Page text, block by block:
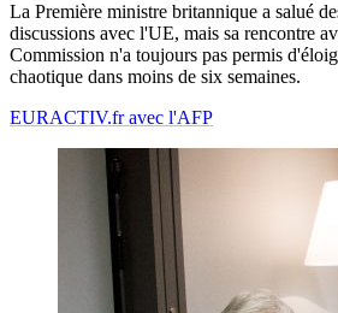
La Première ministre britannique a salué
discussions avec l'UE, mais sa rencontre
Commission n'a toujours pas permis
chaotique dans moins de six semaines.
EURACTIV.fr avec l'AFP